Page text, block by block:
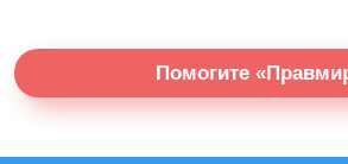
Помогите